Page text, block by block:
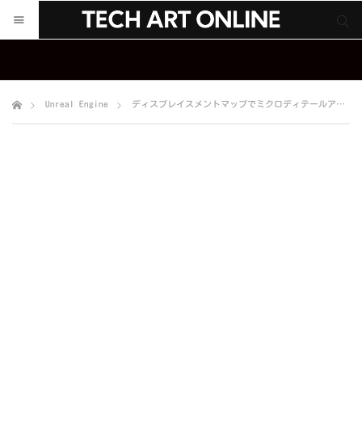
Unreal Engine ディスプレイスメントマップでミクロディテールアップ！